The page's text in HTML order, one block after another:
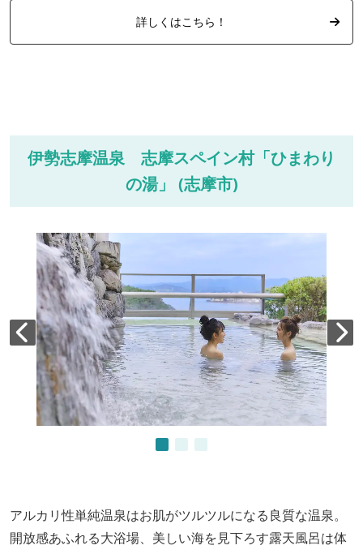
詳しくはこちら！
伊勢志摩温泉 志摩スペイン村「ひまわり
の湯」 (志摩市)
アルカリ性単純温泉はお肌がツルツルになる良質な温泉。
開放感あふれる大浴場、美しい海を見下ろす露天風呂は体